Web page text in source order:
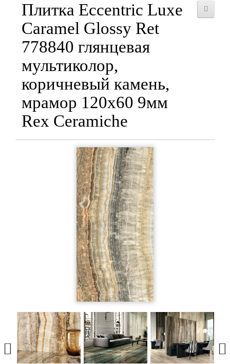
Плитка Eccentric Luxe
Caramel Glossy Ret
778840 глянцевая
мультиколор,
коричневый камень,
мрамор 120x60 9мм
Rex Ceramiche